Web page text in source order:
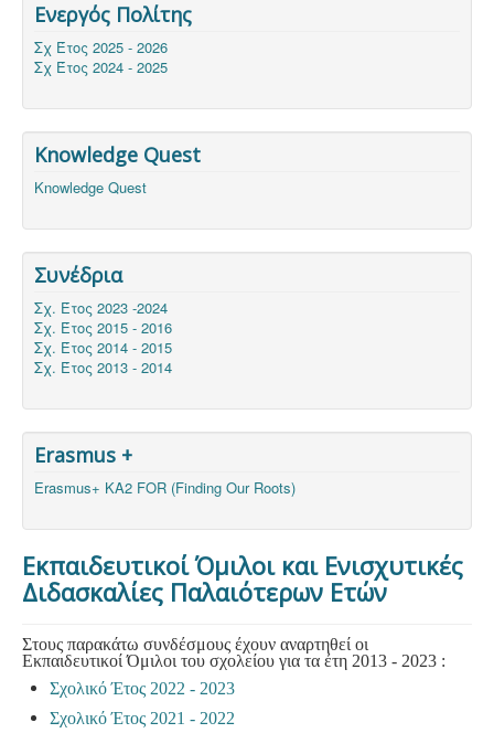
Ενεργός Πολίτης
Σχ Έτος 2025 - 2026
Σχ Έτος 2024 - 2025
Knowledge Quest
Knowledge Quest
Συνέδρια
Σχ. Έτος 2023 -2024
Σχ. Έτος 2015 - 2016
Σχ. Έτος 2014 - 2015
Σχ. Έτος 2013 - 2014
Erasmus +
Erasmus+ KA2 FOR (Finding Our Roots)
Εκπαιδευτικοί Όμιλοι και Ενισχυτικές
Διδασκαλίες Παλαιότερων Ετών
Στους παρακάτω συνδέσμους έχουν αναρτηθεί οι
Εκπαιδευτικοί Όμιλοι του σχολείου για τα έτη 2013 - 2023 :
Σχολικό Έτος 2022 - 2023
Σχολικό Έτος 2021 - 2022